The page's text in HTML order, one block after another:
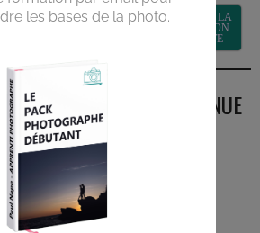
RECEVOIR LA
FORMATION
GRATUITE
BIENVENUE